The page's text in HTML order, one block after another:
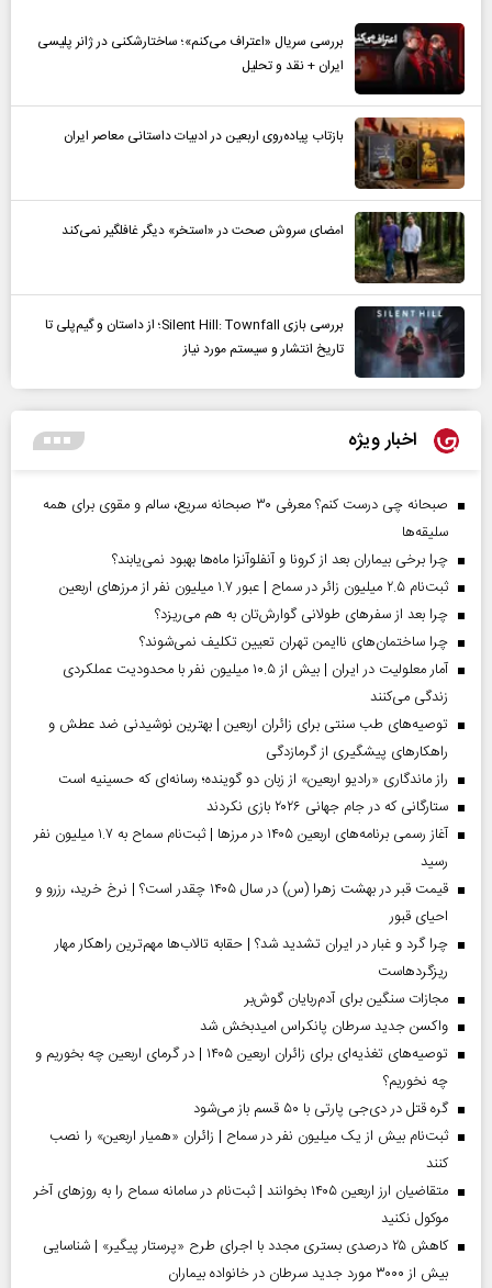
بررسی سریال «اعتراف می‌کنم»؛ ساختارشکنی در ژانر پلیسی
ایران + نقد و تحلیل
بازتاب پیاده‌روی اربعین در ادبیات داستانی معاصر ایران
امضای سروش صحت در «استخر» دیگر غافلگیر نمی‌کند
بررسی بازی Silent Hill: Townfall؛ از داستان و گیم‌پلی تا
تاریخ انتشار و سیستم مورد نیاز
اخبار ویژه
صبحانه چی درست کنم؟ معرفی ۳۰ صبحانه سریع، سالم و مقوی برای همه
سلیقه‌ها
چرا برخی بیماران بعد از کرونا و آنفلوآنزا ماه‌ها بهبود نمی‌یابند؟
ثبت‌نام ۲.۵ میلیون زائر در سماح | عبور ۱.۷ میلیون نفر از مرز‌های اربعین
چرا بعد از سفرهای طولانی گوارش‌تان به هم می‌ریزد؟
چرا ساختمان‌های ناایمن تهران تعیین تکلیف نمی‌شوند؟
آمار معلولیت در ایران | بیش از ۱۰.۵ میلیون نفر با محدودیت عملکردی
زندگی می‌کنند
توصیه‌های طب سنتی برای زائران اربعین | بهترین نوشیدنی ضد عطش و
راهکارهای پیشگیری از گرمازدگی
راز ماندگاری «رادیو اربعین» از زبان دو گوینده؛ رسانه‌ای که حسینیه است
ستارگانی که در جام جهانی ۲۰۲۶ بازی نکردند
آغاز رسمی برنامه‌های اربعین ۱۴۰۵ در مرز‌ها | ثبت‌نام سماح به ۱.۷ میلیون نفر
رسید
قیمت قبر در بهشت زهرا (س) در سال ۱۴۰۵ چقدر است؟ | نرخ خرید، رزرو و
احیای قبور
چرا گرد و غبار در ایران تشدید شد؟ | حقابه تالاب‌ها مهم‌ترین راهکار مهار
ریزگردهاست
مجازات سنگین برای آدم‌ربایان گوش‌بر
واکسن جدید سرطان پانکراس امیدبخش شد
توصیه‌های تغذیه‌ای برای زائران اربعین ۱۴۰۵ | در گرمای اربعین چه بخوریم و
چه نخوریم؟
گره قتل در دی‌جی پارتی با ۵۰ قسم باز می‌شود
ثبت‌نام بیش از یک میلیون نفر در سماح | زائران «همیار اربعین» را نصب
کنند
متقاضیان ارز اربعین ۱۴۰۵ بخوانند | ثبت‌نام در سامانه سماح را به روز‌های آخر
موکول نکنید
کاهش ۲۵ درصدی بستری مجدد با اجرای طرح «پرستار پیگیر» | شناسایی
بیش از ۳۰۰۰ مورد جدید سرطان در خانواده بیماران